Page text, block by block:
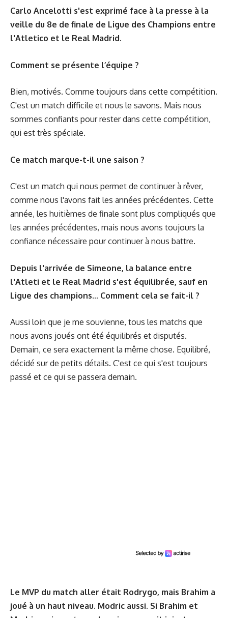
Carlo Ancelotti s'est exprimé face à la presse à la
veille du 8e de finale de Ligue des Champions entre
l'Atletico et le Real Madrid.
Comment se présente l’équipe ?
Bien, motivés. Comme toujours dans cette compétition.
C'est un match difficile et nous le savons. Mais nous
sommes confiants pour rester dans cette compétition,
qui est très spéciale.
Ce match marque-t-il une saison ?
C'est un match qui nous permet de continuer à rêver,
comme nous l'avons fait les années précédentes. Cette
année, les huitièmes de finale sont plus compliqués que
les années précédentes, mais nous avons toujours la
confiance nécessaire pour continuer à nous battre.
Depuis l'arrivée de Simeone, la balance entre
l'Atleti et le Real Madrid s'est équilibrée, sauf en
Ligue des champions... Comment cela se fait-il ?
Aussi loin que je me souvienne, tous les matchs que
nous avons joués ont été équilibrés et disputés.
Demain, ce sera exactement la même chose. Equilibré,
décidé sur de petits détails. C'est ce qui s'est toujours
passé et ce qui se passera demain.
Le MVP du match aller était Rodrygo, mais Brahim a
joué à un haut niveau. Modric aussi. Si Brahim et